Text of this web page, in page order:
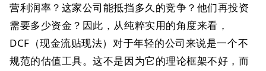
营利润率？这家公司能抵挡多久的竞争？他们再投资
需要多少资金？因此，从纯粹实用的角度来看，
DCF（现金流贴现法）对于年轻的公司来说是一个不
规范的估值工具。这不是因为它的理论框架不好，而